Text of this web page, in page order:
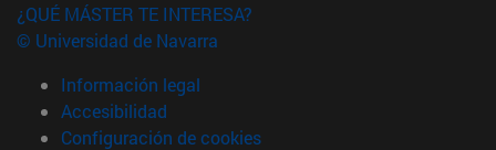
¿QUÉ MÁSTER TE INTERESA?
© Universidad de Navarra
Información legal
Accesibilidad
Configuración de cookies